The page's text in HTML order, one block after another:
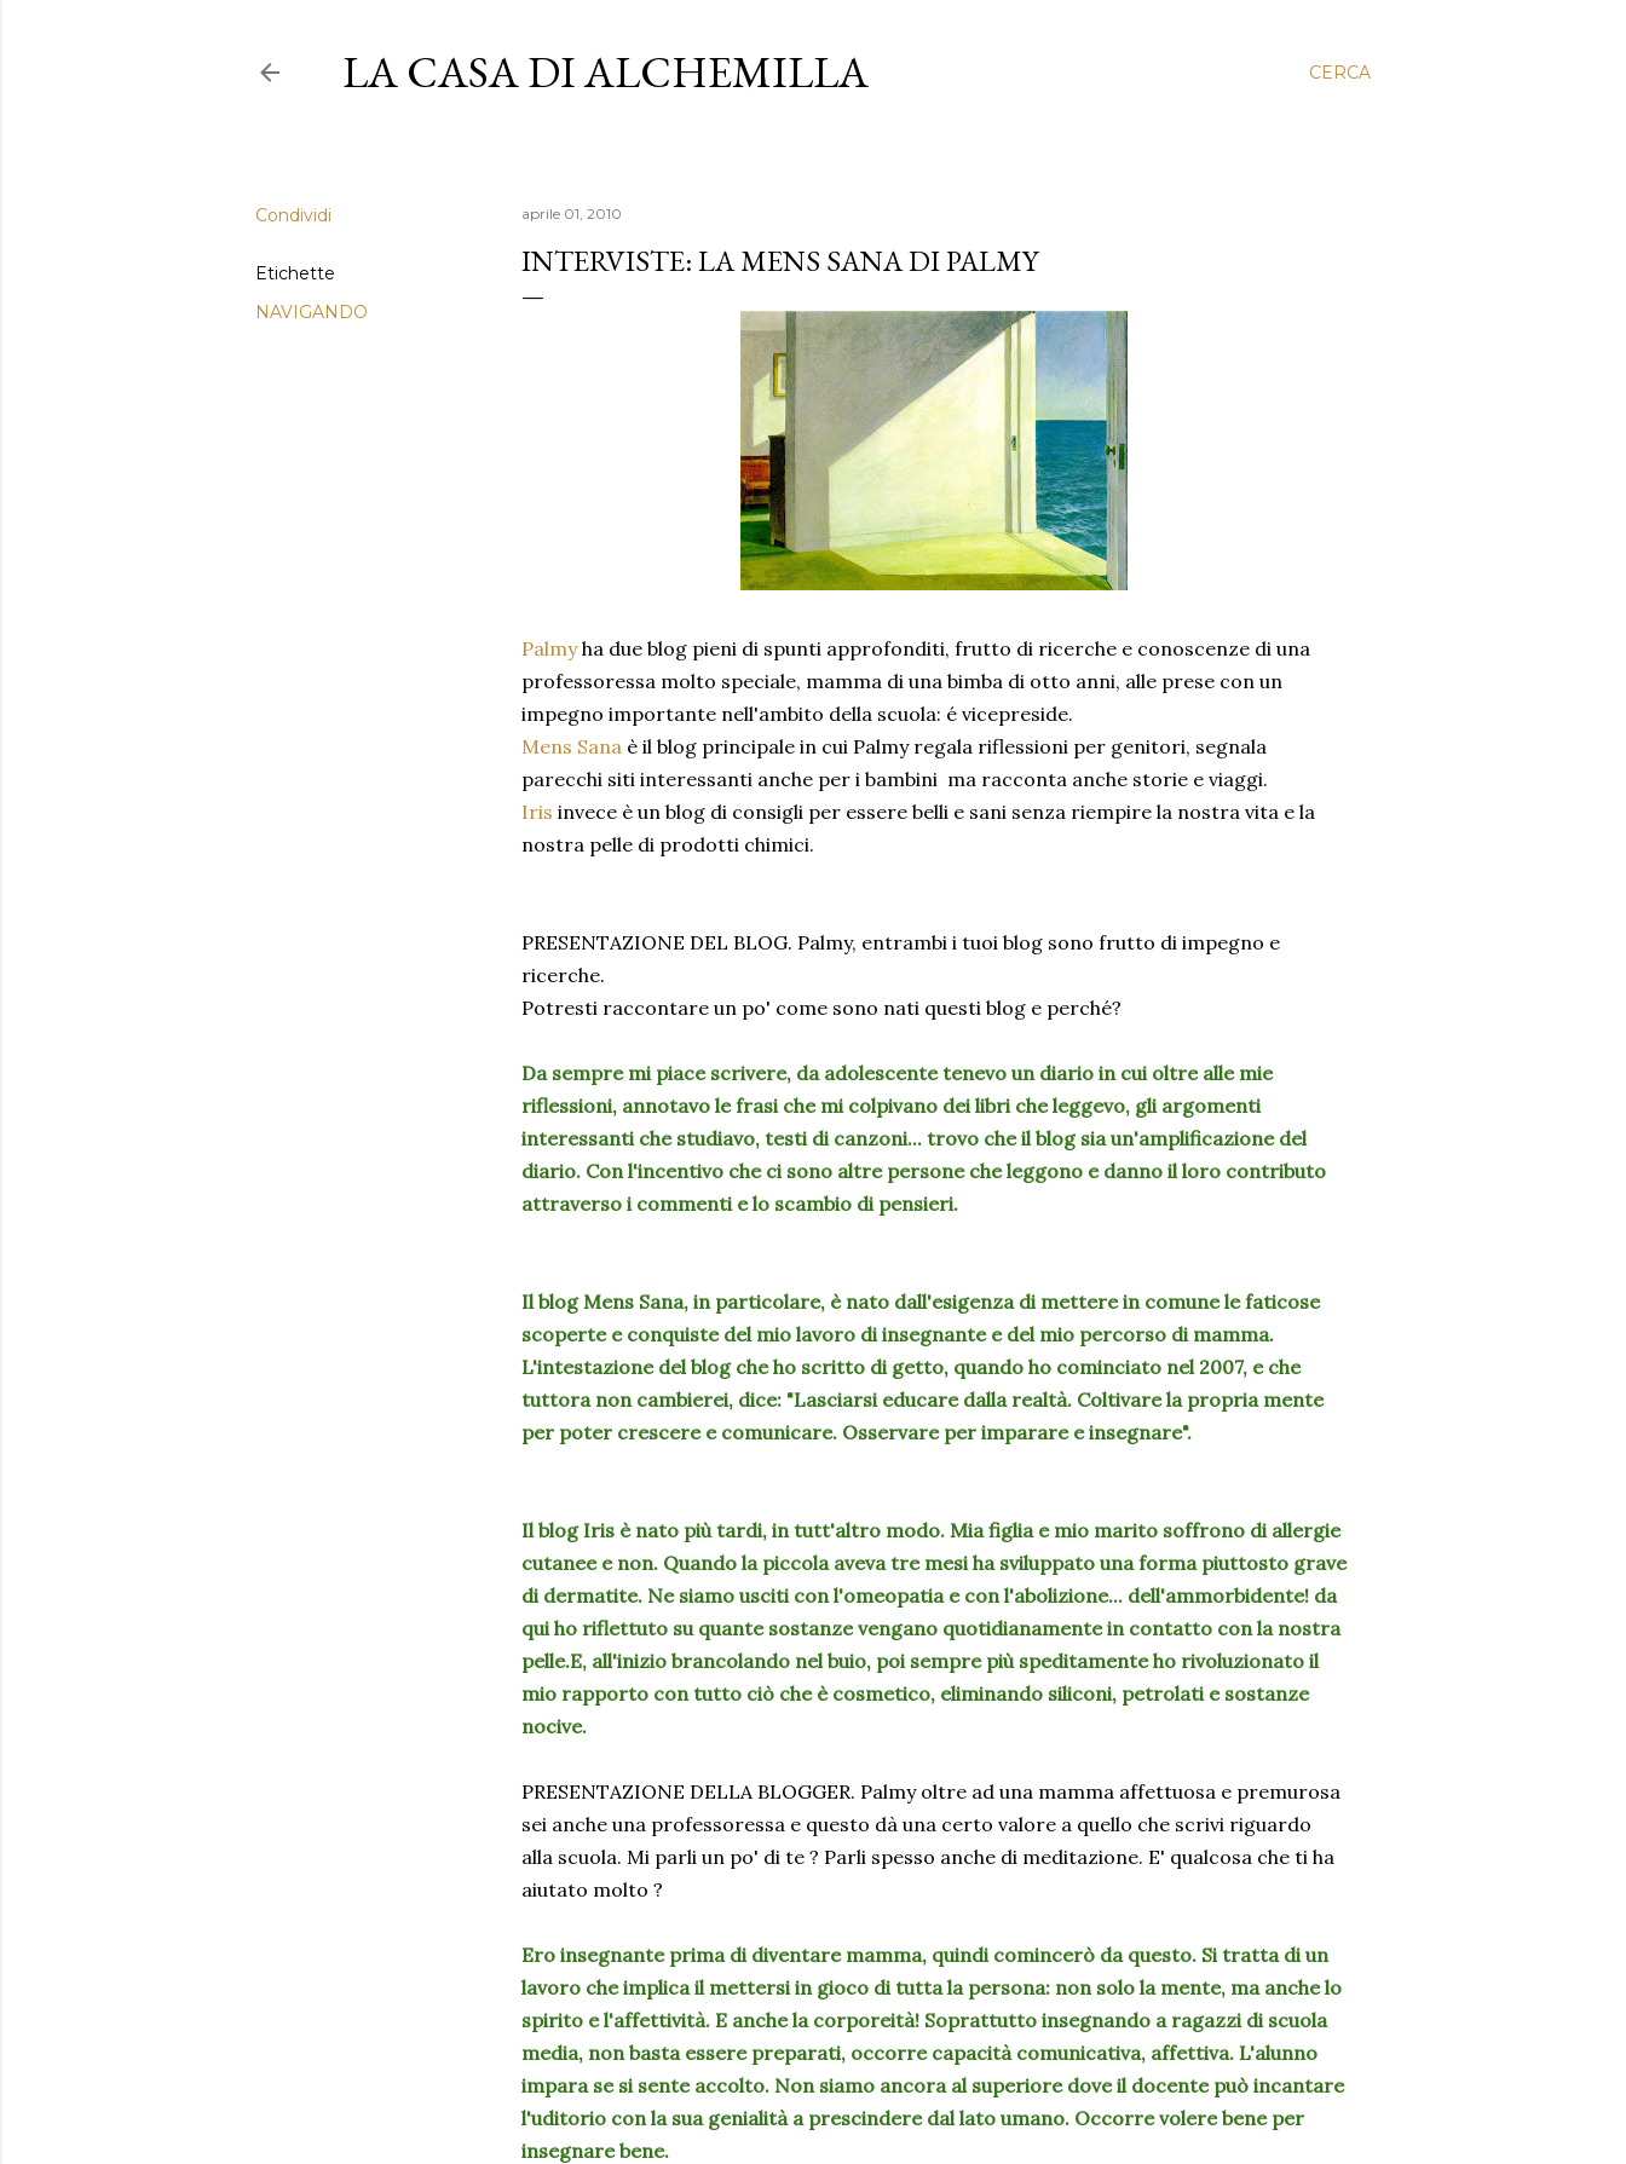
CERCA
LA CASA DI ALCHEMILLA
Condividi
Etichette
NAVIGANDO
aprile 01, 2010
INTERVISTE: LA MENS SANA DI PALMY
Palmyha due blog pieni di spunti approfonditi, frutto di ricerche e conoscenze di una
professoressa molto speciale, mamma di una bimba di otto anni, alle prese con un
impegno importante nell'ambito della scuola: é vicepreside.
Mens Sana è il blog principale in cui Palmy regala riflessioni per genitori, segnala
parecchi siti interessanti anche per i bambini ma racconta anche storie e viaggi.
Iris invece è un blog di consigli per essere belli e sani senza riempire la nostra vita e la
nostra pelle di prodotti chimici.
PRESENTAZIONE DEL BLOG. Palmy, entrambi i tuoi blog sono frutto di impegno e
ricerche.
Potresti raccontare un po' come sono nati questi blog e perché?
Da sempre mi piace scrivere, da adolescente tenevo un diario in cui oltre alle mie
riflessioni, annotavo le frasi che mi colpivano dei libri che leggevo, gli argomenti
interessanti che studiavo, testi di canzoni... trovo che il blog sia un'amplificazione del
diario. Con l'incentivo che ci sono altre persone che leggono e danno il loro contributo
attraverso i commenti e lo scambio di pensieri.
Il blog Mens Sana, in particolare, è nato dall'esigenza di mettere in comune le faticose
scoperte e conquiste del mio lavoro di insegnante e del mio percorso di mamma.
L'intestazione del blog che ho scritto di getto, quando ho cominciato nel 2007, e che
tuttora non cambierei, dice: "Lasciarsi educare dalla realtà. Coltivare la propria mente
per poter crescere e comunicare. Osservare per imparare e insegnare".
Il blog Iris è nato più tardi, in tutt'altro modo. Mia figlia e mio marito soffrono di allergie
cutanee e non. Quando la piccola aveva tre mesi ha sviluppato una forma piuttosto grave
di dermatite. Ne siamo usciti con l'omeopatia e con l'abolizione... dell'ammorbidente! da
qui ho riflettuto su quante sostanze vengano quotidianamente in contatto con la nostra
pelle.E, all'inizio brancolando nel buio, poi sempre più speditamente ho rivoluzionato il
mio rapporto con tutto ciò che è cosmetico, eliminando siliconi, petrolati e sostanze
nocive.
PRESENTAZIONE DELLA BLOGGER. Palmy oltre ad una mamma affettuosa e premurosa
sei anche una professoressa e questo dà una certo valore a quello che scrivi riguardo
alla scuola. Mi parli un po' di te ? Parli spesso anche di meditazione. E' qualcosa che ti ha
aiutato molto ?
Ero insegnante prima di diventare mamma, quindi comincerò da questo. Si tratta di un
lavoro che implica il mettersi in gioco di tutta la persona: non solo la mente, ma anche lo
spirito e l'affettività. E anche la corporeità! Soprattutto insegnando a ragazzi di scuola
media, non basta essere preparati, occorre capacità comunicativa, affettiva. L'alunno
impara se si sente accolto. Non siamo ancora al superiore dove il docente può incantare
l'uditorio con la sua genialità a prescindere dal lato umano. Occorre volere bene per
insegnare bene.